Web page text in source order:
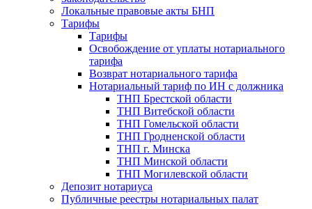
Локальные правовые акты БНП
Тарифы
Тарифы
Освобождение от уплаты нотариального
тарифа
Возврат нотариального тарифа
Нотариальный тариф по ИН с должника
ТНП Брестской области
ТНП Витебской области
ТНП Гомельской области
ТНП Гродненской области
ТНП г. Минска
ТНП Минской области
ТНП Могилевской области
Депозит нотариуса
Публичные реестры нотариальных палат